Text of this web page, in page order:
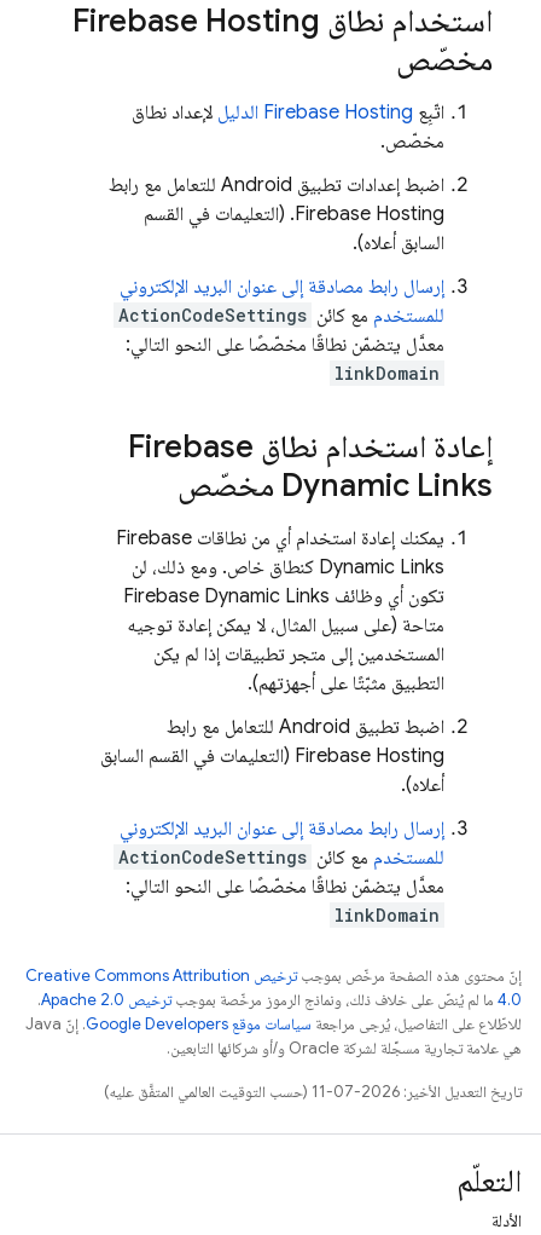
استخدام نطاق Firebase Hosting
مخصّص
اتّبِع Firebase Hosting الدليل لإعداد نطاق
مخصّص.
اضبط إعدادات تطبيق Android للتعامل مع رابط
Firebase Hosting. (التعليمات في القسم
السابق أعلاه).
إرسال رابط مصادقة إلى عنوان البريد الإلكتروني
للمستخدم مع كائن ActionCodeSettings
معدَّل يتضمّن نطاقًا مخصّصًا على النحو التالي:
linkDomain
إعادة استخدام نطاق Firebase
Dynamic Links مخصّص
يمكنك إعادة استخدام أي من نطاقات Firebase
Dynamic Links كنطاق خاص. ومع ذلك، لن
تكون أي وظائف Firebase Dynamic Links
متاحة (على سبيل المثال، لا يمكن إعادة توجيه
المستخدمين إلى متجر تطبيقات إذا لم يكن
التطبيق مثبّتًا على أجهزتهم).
اضبط تطبيق Android للتعامل مع رابط
Firebase Hosting (التعليمات في القسم السابق
أعلاه).
إرسال رابط مصادقة إلى عنوان البريد الإلكتروني
للمستخدم مع كائن ActionCodeSettings
معدَّل يتضمّن نطاقًا مخصّصًا على النحو التالي:
linkDomain
إنّ محتوى هذه الصفحة مرخّص بموجب
ترخيص Creative Commons Attribution
4.0‏ ما لم يُنصّ على خلاف ذلك، ونماذج الرموز مرخّصة بموجبترخيص Apache 2.0‏
.
للاطّلاع على التفاصيل، يُرجى مراجعة سياسات موقع Google Developers‏
. إنّ Java
هي علامة تجارية مسجَّلة لشركة Oracle و/أو شركائها التابعين.
تاريخ التعديل الأخير: 2026-07-11 (حسب التوقيت العالمي المتفَّق عليه)
التعلّم
الأدلة